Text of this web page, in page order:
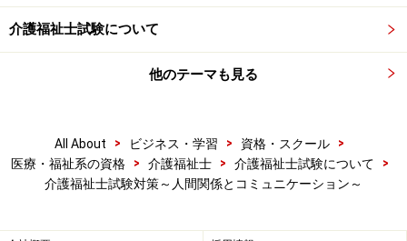
望ましくない援助のあり方として「逆転移」がありま
す。逆転移とは、援助者が利用者に対して個人的な感情
利用者が亡くなった後で……
な話を聞きました。彼は、ご利用者のなかでもとくに気
介護福祉士試験について
他のテーマも見る
All About > ビジネス・学習 > 資格・スクール
>
医療・福祉系の資格
> 介護福祉士 > 介護福祉士試験について
>
介護福祉士試験対策～人間関係とコミュニケーション～